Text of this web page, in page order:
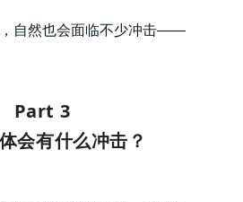
自然也会面临不少冲击——
Part 3
会有什么冲击？